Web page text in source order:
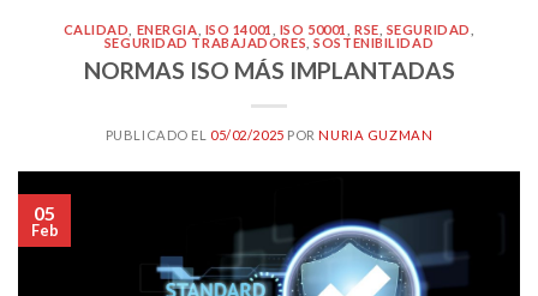
CALIDAD ENERGIA ISO 14001 ISO 50001 RSE SEGURIDAD
SEGURIDAD TRABAJADORES ,SOSTENIBILIDAD
NORMAS ISO MÁS IMPLANTADAS
PUBLICADO EL 05/02/2025 PORNURIA GUZMAN
05
Feb